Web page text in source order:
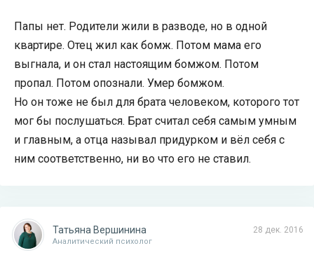
Папы нет. Родители жили в разводе, но в одной
квартире. Отец жил как бомж. Потом мама его
выгнала, и он стал настоящим бомжом. Потом
пропал. Потом опознали. Умер бомжом.
Но он тоже не был для брата человеком, которого тот
мог бы послушаться. Брат считал себя самым умным
и главным, а отца называл придурком и вёл себя с
ним соответственно, ни во что его не ставил.
28 дек. 2016
Татьяна Вершинина
Аналитический психолог